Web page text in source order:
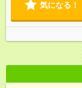
気になる！